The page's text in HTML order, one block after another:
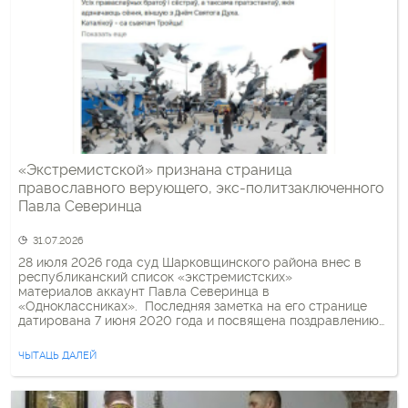
«Экстремистской» признана страница
православного верующего, экс-политзаключенного
Павла Северинца
31.07.2026
28 июля 2026 года суд Шарковщинского района внес в
республиканский список «экстремистских»
материалов аккаунт Павла Северинца в
«Одноклассниках». Последняя заметка на его странице
датирована 7 июня 2020 года и посвящена поздравлению
католиков — с Днем Троицы.
ЧЫТАЦЬ ДАЛЕЙ